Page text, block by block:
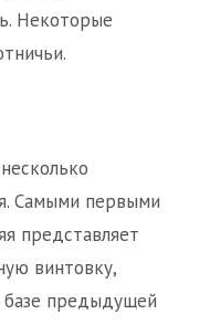
Некоторые
Самыми первыми
представляет
винтовку,
базе предыдущей